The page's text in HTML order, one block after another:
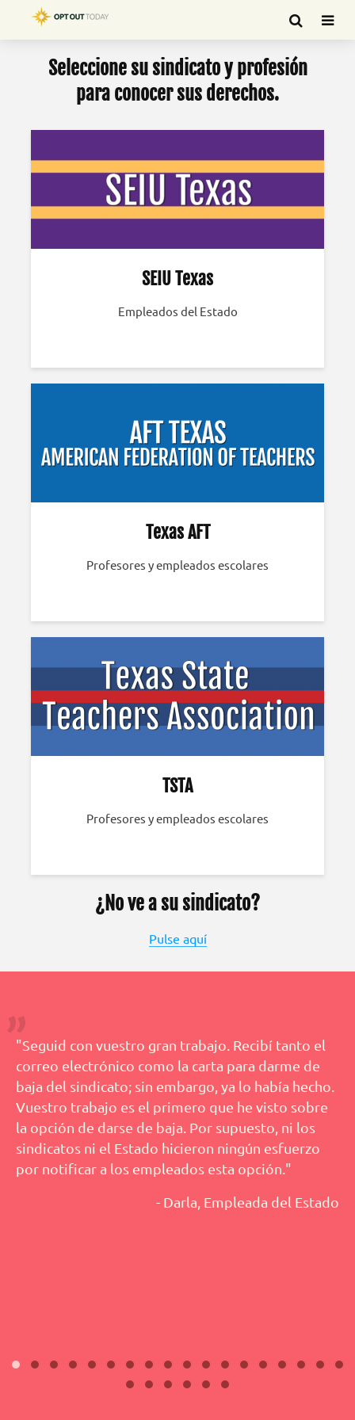
Seleccione su sindicato y profesión
para conocer sus derechos.
SEIU Texas
Empleados del Estado
Texas AFT
Profesores y empleados escolares
TSTA
Profesores y empleados escolares
¿No ve a su sindicato?
Pulse aquí
"Seguid con vuestro gran trabajo. Recibí tanto el
correo electrónico como la carta para darme de
baja del sindicato; sin embargo, ya lo había hecho.
Vuestro trabajo es el primero que he visto sobre
la opción de darse de baja. Por supuesto, ni los
sindicatos ni el Estado hicieron ningún esfuerzo
por notificar a los empleados esta opción."
- Darla, Empleada del Estado